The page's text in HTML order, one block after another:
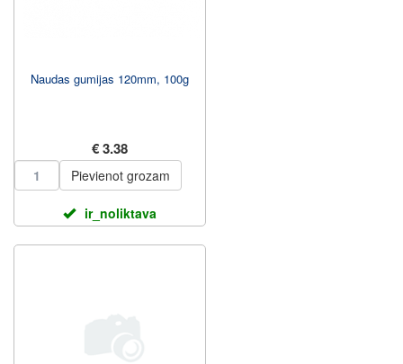
Naudas gumijas 120mm, 100g
€ 3.38
Pievienot grozam
ir_noliktava